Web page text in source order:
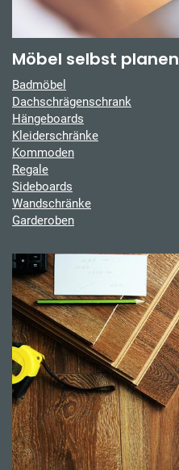
Möbel selbst planen
Badmöbel
Dachschrägenschrank
Hängeboards
Kleiderschränke
Kommoden
Regale
Sideboards
Wandschränke
Garderoben